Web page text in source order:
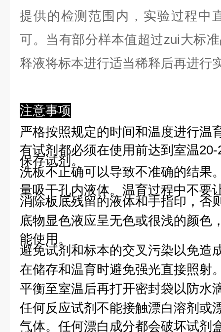
提供的检测范围内，实验过程中
可。当有部分样本值超过zui大标
释液将标本进行适当稀释后再进行
注意事项
严格按照规定的时间和温度进行温
有试剂都必须在使用前达到室温
保存试剂。
洗板不正确可以导致不准确的结果
量吸干孔内液体。温育过程中不要
消除板底残留的液体和手指印，否
底物显色液应呈无色或很浅的颜色
能使用。
避免试剂和标本的交叉污染以免造
在储存和温育时避免强光直接照射
平衡至室温后再打开密封袋以防水
任何反应试剂不能接触漂白溶剂或
气体。任何漂白成分都会破坏试剂